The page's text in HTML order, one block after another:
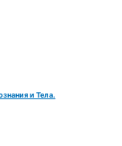
и Тела.